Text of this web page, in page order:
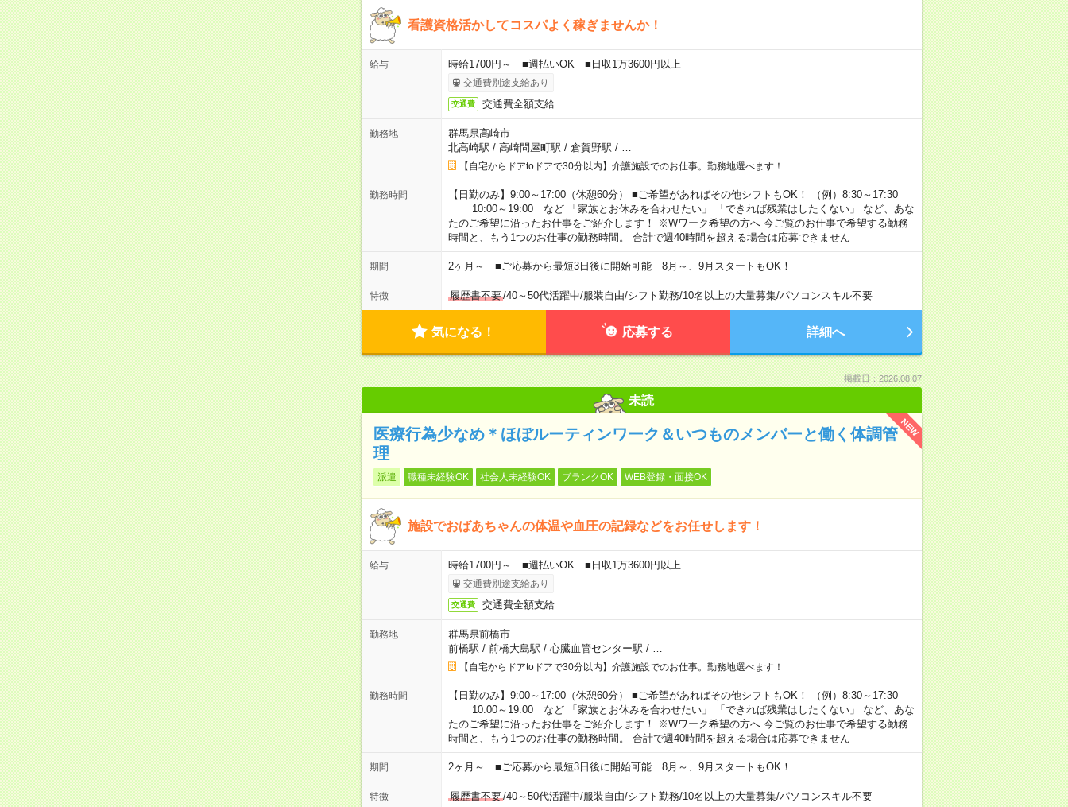
看護資格活かしてコスパよく稼ぎませんか！
給与 時給1700円～ ■週払いOK ■日収1万3600円以上
交通費別途支給あり
交通費 交通費全額支給
勤務地
群馬県高崎市
北高崎駅 / 高崎問屋町駅 / 倉賀野駅 /
【自宅からドアtoドアで30分以内】介護施設でのお仕事。勤務地選べます！
勤務時間
【日勤のみ】9:00～17:00（休憩60分） ■ご希望があればその他シフトもOK！ （例）8:30～17:30
10:00～19:00 など 「家族とお休みを合わせたい」 「できれば残業はしたくない」 など、あな
たのご希望に沿ったお仕事をご紹介します！ ※Wワーク希望の方へ 今ご覧のお仕事で希望する勤務
時間と、もう1つのお仕事の勤務時間。 合計で週40時間を超える場合は応募できません
期間 2ヶ月～ ■ご応募から最短3日後に開始可能 8月～、9月スタートもOK！
特徴 履歴書不要/40～50代活躍中/服装自由/シフト勤務/10名以上の大量募集/パソコンスキル不要
気になる！ 応募する 詳細へ
掲載日：2026.08.07
未読
NEW
医療行為少なめ＊ほぼルーティンワーク＆いつものメンバーと働く体調管
理
派遣 職種未経験OK 社会人未経験OK ブランクOK WEB登録・面接OK
施設でおばあちゃんの体温や血圧の記録などをお任せします！
給与 時給1700円～ ■週払いOK ■日収1万3600円以上
交通費別途支給あり
交通費 交通費全額支給
勤務地
群馬県前橋市
前橋駅 / 前橋大島駅 / 心臓血管センター駅 /
【自宅からドアtoドアで30分以内】介護施設でのお仕事。勤務地選べます！
勤務時間
【日勤のみ】9:00～17:00（休憩60分） ■ご希望があればその他シフトもOK！ （例）8:30～17:30
10:00～19:00 など 「家族とお休みを合わせたい」 「できれば残業はしたくない」 など、あな
たのご希望に沿ったお仕事をご紹介します！ ※Wワーク希望の方へ 今ご覧のお仕事で希望する勤務
時間と、もう1つのお仕事の勤務時間。 合計で週40時間を超える場合は応募できません
期間 2ヶ月～ ■ご応募から最短3日後に開始可能 8月～、9月スタートもOK！
特徴 履歴書不要/40～50代活躍中/服装自由/シフト勤務/10名以上の大量募集/パソコンスキル不要